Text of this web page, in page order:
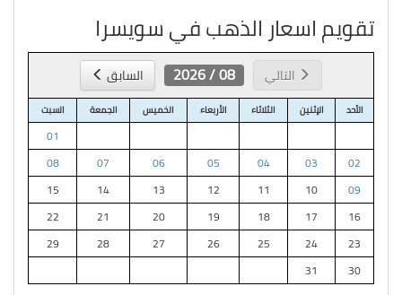
تقويم اسعار الذهب في سويسرا
التالي 08 / 2026 السابق
الأحد الإثنين الثلاثاء الأربعاء الخميس الجمعة السبت
01
02
03
04
05
06
07
08
09
10
11
12
13
14
15
16
17
18
19
20
21
22
23
24
25
26
27
28
29
30
31